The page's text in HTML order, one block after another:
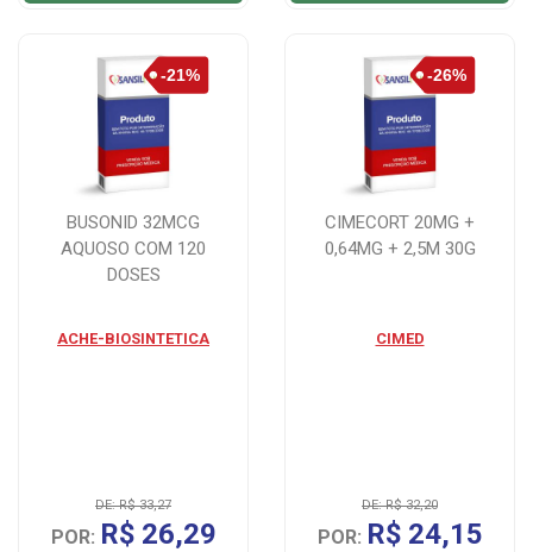
BUSONID 32MCG
AQUOSO COM 120
DOSES
ACHE-BIOSINTETICA
DE: R$ 33,27
POR: R$ 26,29
CIMECORT 20MG +
0,64MG + 2,5M 30G
CIMED
DE: R$ 32,20
POR: R$ 24,15